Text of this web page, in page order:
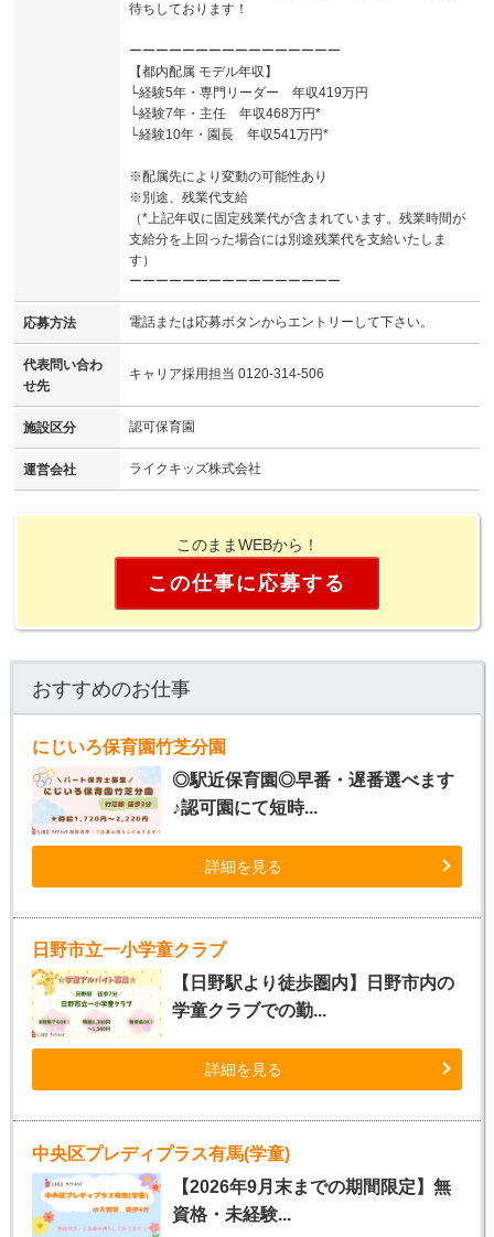
待ちしております！
ーーーーーーーーーーーーーーーー
【都内配属 モデル年収】
└経験5年・専門リーダー 年収419万円
└経験7年・主任 年収468万円*
└経験10年・園長 年収541万円*
※配属先により変動の可能性あり
※別途、残業代支給
（*上記年収に固定残業代が含まれています。残業時間が
支給分を上回った場合には別途残業代を支給いたしま
す）
ーーーーーーーーーーーーーーーー
応募方法 電話または応募ボタンからエントリーして下さい。
代表問い合わ
せ先
キャリア採用担当 0120-314-506
施設区分 認可保育園
運営会社 ライクキッズ株式会社
このままWEBから！
この仕事に応募する
おすすめのお仕事
にじいろ保育園竹芝分園
◎駅近保育園◎早番・遅番選べます
♪認可園にて短時...
詳細を見る
日野市立一小学童クラブ
【日野駅より徒歩圏内】日野市内の
学童クラブでの勤...
詳細を見る
中央区プレディプラス有馬(学童)
【2026年9月末までの期間限定】無
資格・未経験...